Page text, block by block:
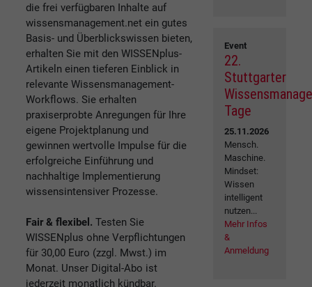
die frei verfügbaren Inhalte auf
wissensmanagement.net ein gutes
Basis- und Überblickswissen bieten,
erhalten Sie mit den WISSENplus-
Artikeln einen tieferen Einblick in
relevante Wissensmanagement-
Workflows. Sie erhalten
praxiserprobte Anregungen für Ihre
eigene Projektplanung und
gewinnen wertvolle Impulse für die
erfolgreiche Einführung und
nachhaltige Implementierung
wissensintensiver Prozesse.
Fair & flexibel. Testen Sie
WISSENplus ohne Verpflichtungen
für 30,00 Euro (zzgl. Mwst.) im
Monat. Unser Digital-Abo ist
jederzeit monatlich kündbar.
Event
22.
Stuttgarter
Tage
25.11.2026
Mensch.
Maschine.
Mindset:
Wissen
intelligent
nutzen...
Mehr Infos
&
Anmeldung